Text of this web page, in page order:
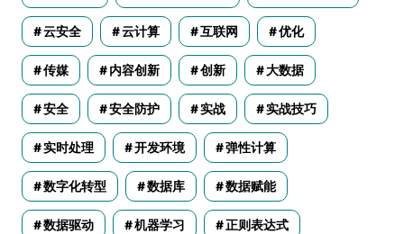
云安全 云计算 互联网 优化
传媒 内容创新 创新 大数据
安全 安全防护 实战 实战技巧
实时处理 开发环境 弹性计算
数字化转型 数据库 数据赋能
数据驱动 机器学习 正则表达式